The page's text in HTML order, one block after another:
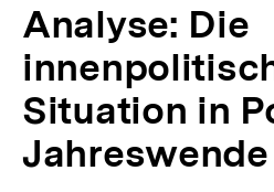
Polen
um
die
Jahreswende
2020/21
bpb.de
Analyse: Die
Situation in
Jahreswende